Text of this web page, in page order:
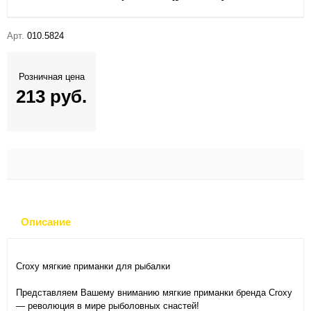
Арт. 010.5824
Розничная цена
213 руб.
Описание
Croxy мягкие приманки для рыбалки
Представляем Вашему вниманию мягкие приманки бренда Croxy
— революция в мире рыболовных снастей!